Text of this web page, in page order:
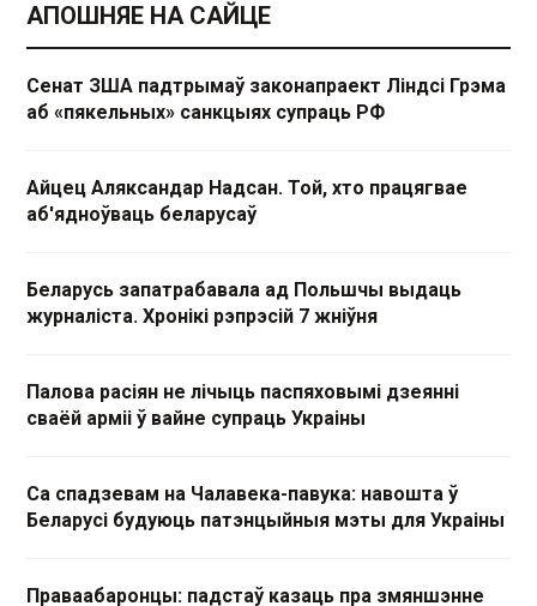
АПОШНЯЕ НА САЙЦЕ
Сенат ЗША падтрымаў законапраект Ліндсі Грэма
аб «пякельных» санкцыях супраць РФ
Айцец Аляксандар Надсан. Той, хто працягвае
аб'ядноўваць беларусаў
Беларусь запатрабавала ад Польшчы выдаць
журналіста. Хронікі рэпрэсій 7 жніўня
Палова расіян не лічыць паспяховымі дзеянні
сваёй арміі ў вайне супраць Украіны
Са спадзевам на Чалавека-павука: навошта ў
Беларусі будуюць патэнцыйныя мэты для Украіны
Праваабаронцы: падстаў казаць пра змяншэнне